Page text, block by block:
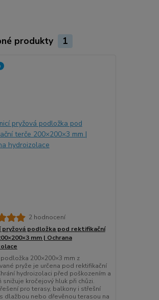
produkty 1
2 hodnocení
pryžová podložka pod rektifikační
mm | Ochrana
200×200×3 mm z
pryže je určena pod rektifikační
hydroizolaci před poškozením a
snižuje kročejový hluk při chůzi.
pro terasy, balkony i střešní
dlažbou nebo dřevěnou terasou na